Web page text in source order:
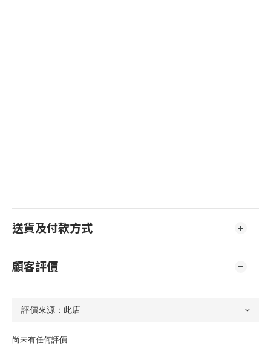
送貨及付款方式
顧客評價
尚未有任何評價